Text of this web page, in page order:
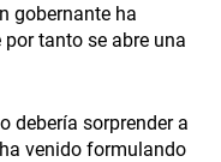
gobernante ha
tanto se abre una
debería sorprender a
venido formulando